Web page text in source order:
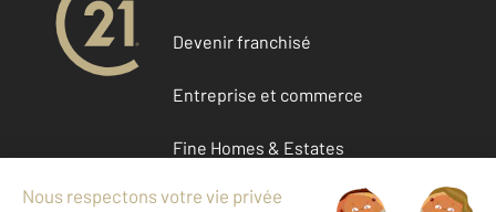
Devenir franchisé
Entreprise et commerce
Fine Homes & Estates
À propos de CENTURY 21